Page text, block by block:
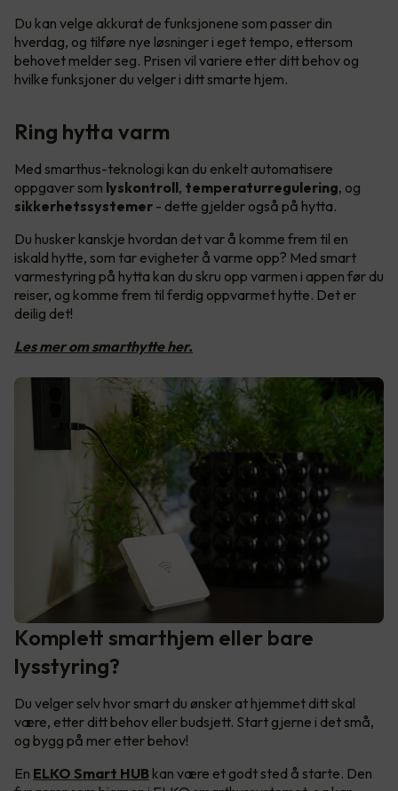
Du kan velge akkurat de funksjonene som passer din
hverdag, og tilføre nye løsninger i eget tempo, ettersom
behovet melder seg. Prisen vil variere etter ditt behov og
hvilke funksjoner du velger i ditt smarte hjem.
Ring hytta varm
Med smarthus-teknologi kan du enkelt automatisere
oppgaver som lyskontroll, temperaturregulering, og
sikkerhetssystemer - dette gjelder også på hytta.
Du husker kanskje hvordan det var å komme frem til en
iskald hytte, som tar evigheter å varme opp? Med smart
varmestyring på hytta kan du skru opp varmen i appen før du
reiser, og komme frem til ferdig oppvarmet hytte. Det er
deilig det!
Les mer om smarthytte her.
Komplett smarthjem eller bare
lysstyring?
Du velger selv hvor smart du ønsker at hjemmet ditt skal
være, etter ditt behov eller budsjett. Start gjerne i det små,
og bygg på mer etter behov!
En ELKO Smart HUB kan være et godt sted å starte. Den